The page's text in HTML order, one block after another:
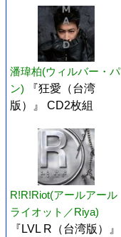
潘瑋柏(ウィルバー・パ
ン)
『狂愛（台湾
版）』 CD2枚組
R!R!Riot(アールアール
ライオット／Riya)
『LVL R（台湾版）』